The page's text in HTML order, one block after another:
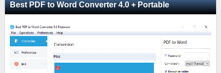
Best PDF to Word Converter 4.0 + Portable